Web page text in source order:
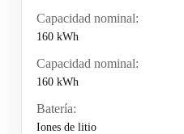
Capacidad nominal:
160 kWh
Capacidad nominal:
160 kWh
Batería:
Iones de litio